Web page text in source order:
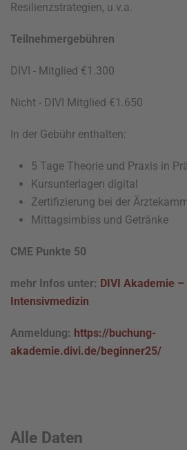
Resilienzstrategien, u.v.a.
Teilnehmergebühren
DIVI - Mitglied €1.300
Nicht - DIVI Mitglied €1.650
In der Gebühr enthalten:
5 Tage Theorie und Praxis in
Kursunterlagen digital
Zertifizierung bei der
Mittagsimbiss und Getränke
CME Punkte 50
mehr Infos unter: DIVI Akademie
Intensivmedizin
Anmeldung: https://buchung-
akademie.divi.de/beginner25/
Alle Daten